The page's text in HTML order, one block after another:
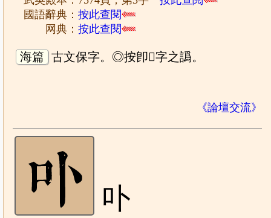
國語辭典：按此查閱
网典：按此查閱
海篇 古文保字。◎按卽𠤏字之譌。
《論壇交流》
卟